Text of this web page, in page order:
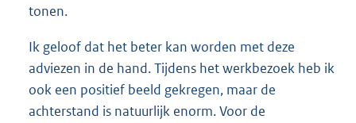
tonen.
Ik geloof dat het beter kan worden met deze
adviezen in de hand. Tijdens het werkbezoek heb ik
ook een positief beeld gekregen, maar de
achterstand is natuurlijk enorm. Voor de